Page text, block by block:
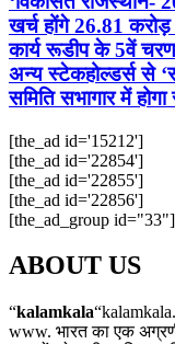
खर्च होंगे 26.81 करोड़
कार्य रूडीप के 5वें
अन्य स्टेकहोल्डर्स से
समिति सभागार में
[the_ad id='15212']
[the_ad id='22854']
[the_ad id='22855']
[the_ad id='22856']
[the_ad_group id="33"]
ABOUT US
“kalamkala
www. भारत का एक